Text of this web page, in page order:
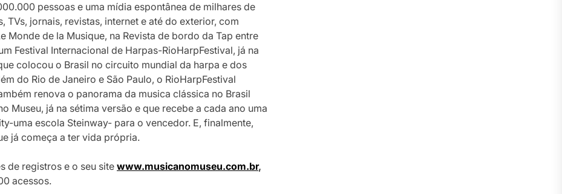
pessoas e uma mídia espontânea de milhares de
jornais, revistas, internet e até do exterior, com
Monde de la Musique, na Revista de bordo da Tap entre
Festival Internacional de Harpas-RioHarpFestival, já na
colocou o Brasil no circuito mundial da harpa e dos
do Rio de Janeiro e São Paulo, o RioHarpFestival
renova o panorama da musica clássica no Brasil
Museu, já na sétima versão e que recebe a cada ano uma
uma escola Steinway- para o vencedor. E, finalmente,
já começa a ter vida própria.
de registros e o seu site www.musicanomuseu.com.br,
acessos.